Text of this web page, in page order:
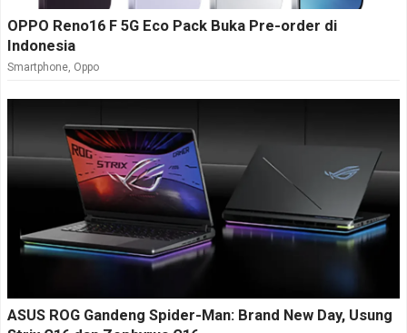
OPPO Reno16 F 5G Eco Pack Buka Pre-order di
Indonesia
Smartphone Oppo
ASUS ROG Gandeng Spider-Man: Brand New Day, Usung